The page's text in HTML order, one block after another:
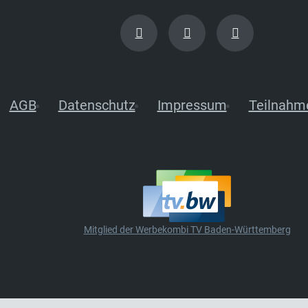
AGB Datenschutz Impressum
Mitglied der Werbekombi TV Baden-Württemberg